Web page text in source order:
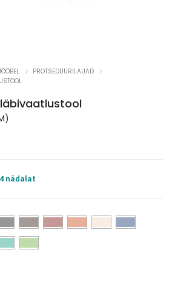
PROTSEDUURILAUAD
nädalat